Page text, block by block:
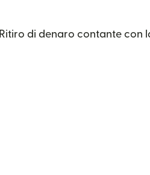
Ritiro di denaro contante con